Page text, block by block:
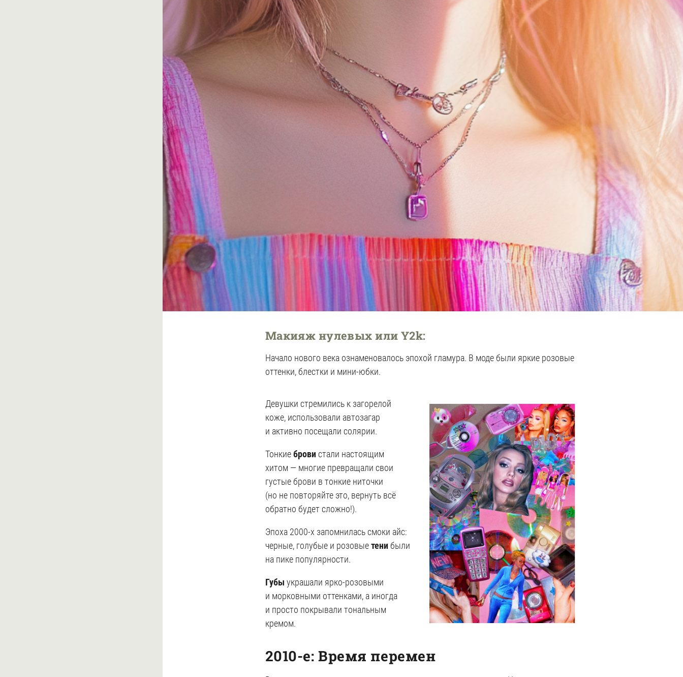
Макияж нулевых или Y2k:
Начало нового века ознаменовалось эпохой гламура. В моде были яркие розовые
оттенки, блестки и мини-юбки.
Девушки стремились к загорелой
коже, использовали автозагар
и активно посещали солярии.
Тонкиеброви стали настоящим
хитом — многие превращали свои
густые брови в тонкие ниточки
(но не повторяйте это, вернуть всё
обратно будет сложно!).
Эпоха 2000-х запомнилась смоки айс:
черные, голубые и розовыетени были
на пике популярности.
Губы украшали ярко-розовыми
и морковными оттенками, а иногда
и просто покрывали тональным
кремом.
2010-е: Время перемен